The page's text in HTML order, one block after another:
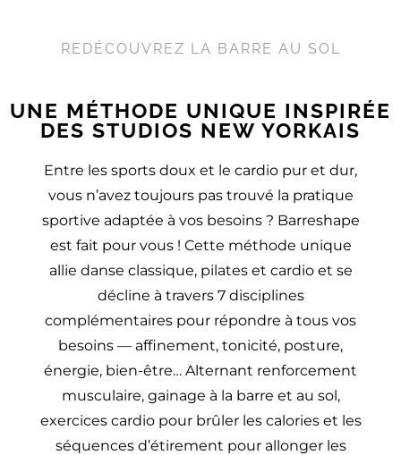
REDÉCOUVREZ LA BARRE AU SOL
UNE MÉTHODE UNIQUE INSPIRÉE
DES STUDIOS NEW YORKAIS
Entre les sports doux et le cardio pur et dur,
vous n’avez toujours pas trouvé la pratique
sportive adaptée à vos besoins ? Barreshape
est fait pour vous ! Cette méthode unique
allie danse classique, pilates et cardio et se
décline à travers 7 disciplines
complémentaires pour répondre à tous vos
besoins — affinement, tonicité, posture,
énergie, bien-être… Alternant renforcement
musculaire, gainage à la barre et au sol,
exercices cardio pour brûler les calories et les
séquences d’étirement pour allonger les